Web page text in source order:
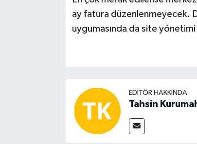
ay fatura düzenlenmeyecek.
uygumasında da site
EDITÖR HAKKINDA
Tahsin